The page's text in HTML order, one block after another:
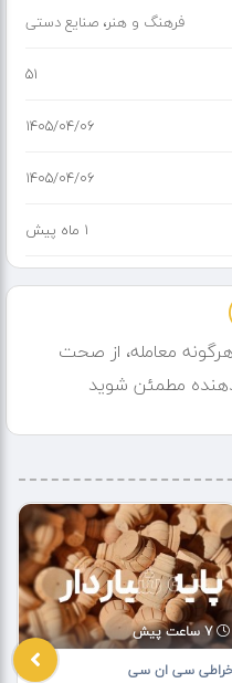
فرهنگ و هنر،صنایع دستی
51
۱۴۰۵/۰۴/۰۶
۱۴۰۵/۰۴/۰۶
1 ماه پیش
معامله، از صحت
مطمئن شوید
7 ساعت پیش
سی ان سی